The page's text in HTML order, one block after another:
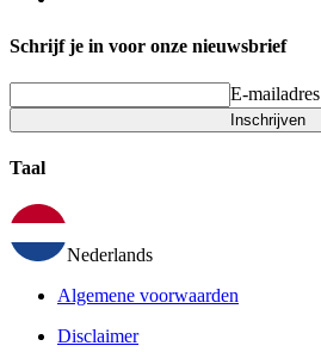
Schrijf je in voor onze nieuwsbrief
E-mailadres
Inschrijven
Taal
Nederlands
Algemene voorwaarden
Disclaimer